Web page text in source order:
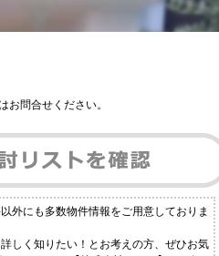
お問合せください。
外にも多数物件情報をご用意しておりま
しく知りたい！とお考えの方、ぜひお気